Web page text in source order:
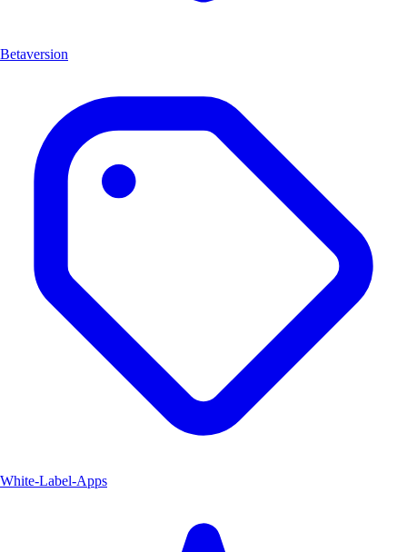
Betaversion
White-Label-Apps